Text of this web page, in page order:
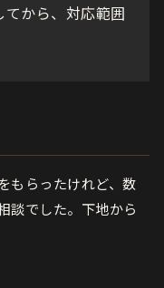
から、対応範囲
もらったけれど、数
談でした。下地から